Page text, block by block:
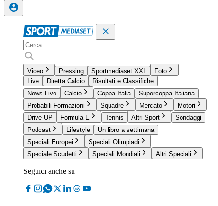
Video Pressing Sportmediaset XXL
Foto
Live
Diretta Calcio
Risultati e Classifiche
News Live
Calcio Coppa Italia
Supercoppa Italiana
Probabili Formazioni
Squadre Mercato
Motori
Drive UP
Formula E Tennis Altri Sport
Sondaggi
Podcast
Lifestyle
Un libro a settimana
Speciali Europei
Speciali Olimpiadi
Speciale Scudetti
Speciali Mondiali Altri Speciali
Seguici anche su